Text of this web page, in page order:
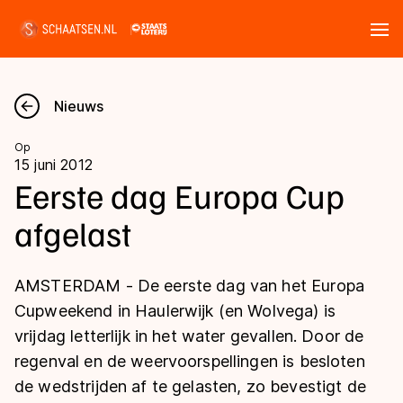
Nieuws
Kalender
Disciplines
Langebaan
Shorttrack
Inlineskaten
Uitslagen
Langebaan
Shorttrack
Marathon
Tijden & historie
Ranglijsten Langebaan
Nieuws
Op
15 juni 2012
Eerste dag Europa Cup
afgelast
AMSTERDAM - De eerste dag van het Europa
Cupweekend in Haulerwijk (en Wolvega) is
vrijdag letterlijk in het water gevallen. Door de
regenval en de weervoorspellingen is besloten
de wedstrijden af te gelasten, zo bevestigt de